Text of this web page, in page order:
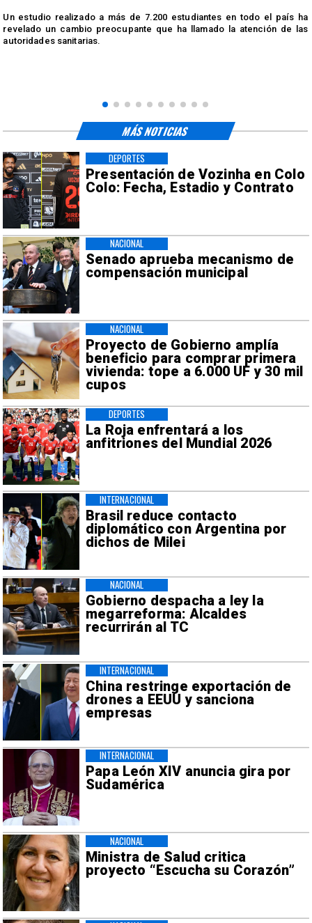
Un estudio realizado a más de 7.200 estudiantes en todo el país ha
revelado un cambio preocupante que ha llamado la atención de las
autoridades sanitarias.
Presentación de Vozinha en Colo
Colo: Fecha, Estadio y Contrato
DEPORTES
Senado aprueba mecanismo de
compensación municipal
NACIONAL
Proyecto de Gobierno amplía
beneficio para comprar primera
vivienda: tope a 6.000 UF y 30 mil
cupos
NACIONAL
La Roja enfrentará a los
anfitriones del Mundial 2026
DEPORTES
Brasil reduce contacto
diplomático con Argentina por
dichos de Milei
INTERNACIONAL
Gobierno despacha a ley la
megarreforma: Alcaldes
recurrirán al TC
NACIONAL
China restringe exportación de
drones a EEUU y sanciona
empresas
INTERNACIONAL
Papa León XIV anuncia gira por
Sudamérica
INTERNACIONAL
Ministra de Salud critica
proyecto “Escucha su Corazón”
NACIONAL
MÁS NOTICIAS